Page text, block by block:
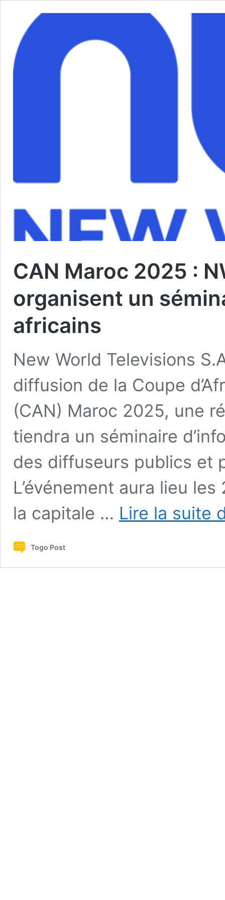
CAN Maroc 2025 :
organisent un
africains
New World Televisions
diffusion de la Coupe
(CAN) Maroc 2025, une
tiendra un séminaire
des diffuseurs publics et
L’événement aura lieu
la capitale … Lire la suite
Togo Post